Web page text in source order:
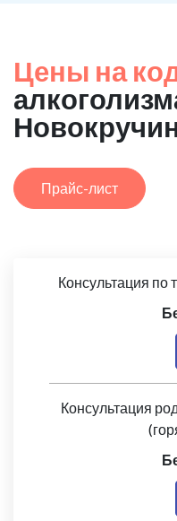
Цены на
Прайс-лист
Консультация по
Консультация